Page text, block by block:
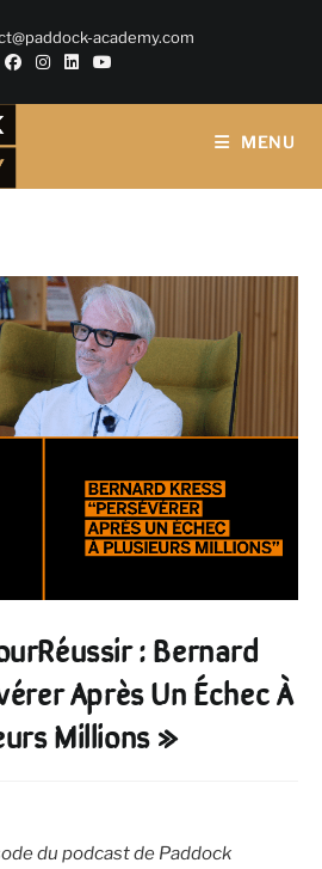
academy.com
MENU
: Bernard
Après Un Échec À
Millions »
du podcast de Paddock